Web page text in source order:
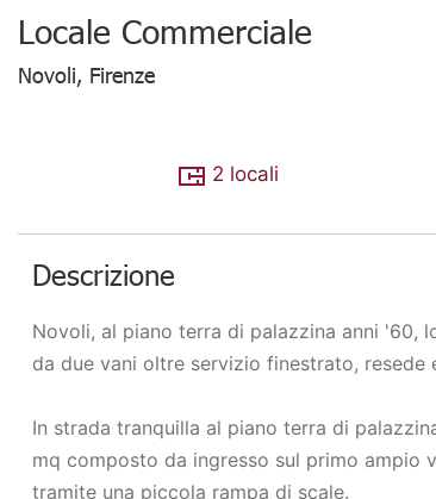
Locale Commerciale
Novoli, Firenze
2 locali
Descrizione
Novoli, al piano terra di palazzina anni '60,
da due vani oltre servizio finestrato,
In strada tranquilla al piano terra di
mq composto da ingresso sul primo ampio
tramite una piccola rampa di scale.